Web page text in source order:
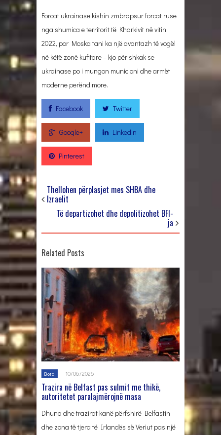
Forcat ukrainase kishin zmbrapsur forcat ruse
nga shumica e territorit të Kharkivit në vitin
2022, por Moska tani ka një avantazh të vogël
në këtë zonë kufitare – kjo për shkak se
ukrainase po i mungon municioni dhe armët
moderne perëndimore.
Facebook Twitter
Google+ Linkedin
Pinterest
Thellohen përplasjet mes SHBA dhe
Izraelit
Të departizohet dhe depolitizohet BFI-
ja
Related Posts
Bota 10/06/2026
Trazira në Belfast pas sulmit me thikë,
autoritetet paralajmërojnë masa
Dhuna dhe trazirat kanë përfshirë Belfastin
dhe zona të tjera të Irlandës së Veriut pas një